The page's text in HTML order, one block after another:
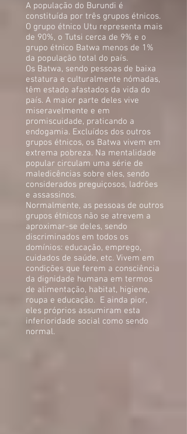
A população do Burundi é
constituída por três grupos étnicos.
O grupo étnico Utu representa mais
de 90%, o Tutsi cerca de 9% e o
grupo étnico Batwa menos de 1%
da população total do país.
Os Batwa, sendo pessoas de baixa
estatura e culturalmente nómadas,
têm estado afastados da vida do
país. A maior parte deles vive
miseravelmente e em
promiscuidade, praticando a
endogamia. Excluídos dos outros
grupos étnicos, os Batwa vivem em
extrema pobreza. Na mentalidade
popular circulam uma série de
maledicências sobre eles, sendo
considerados preguiçosos, ladrões
e assassinos.
Normalmente, as pessoas de outros
grupos étnicos não se atrevem a
aproximar-se deles, sendo
discriminados em todos os
domínios: educação, emprego,
cuidados de saúde, etc. Vivem em
condições que ferem a consciência
da dignidade humana em termos
de alimentação, habitat, higiene,
roupa e educação. E ainda pior,
eles próprios assumiram esta
inferioridade social como sendo
normal.